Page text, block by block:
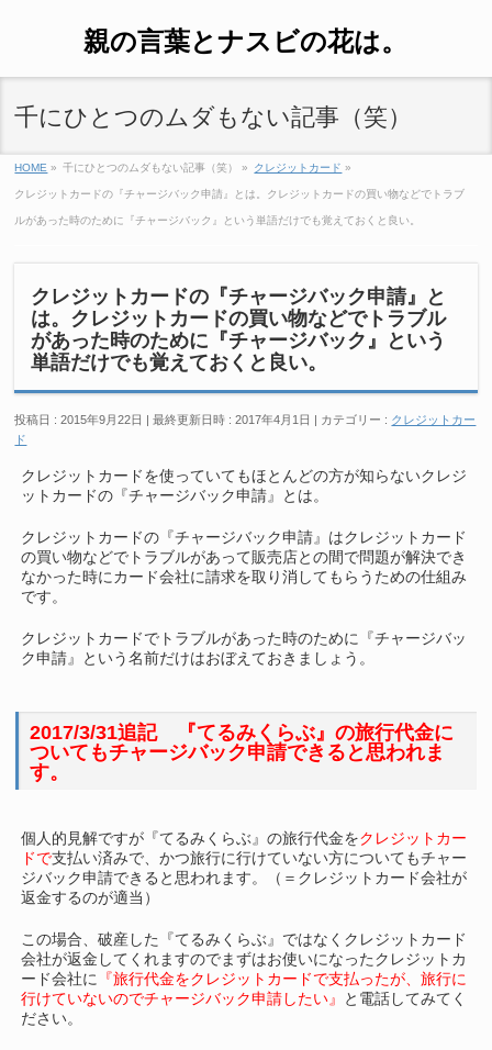
親の言葉とナスビの花は。
千にひとつのムダもない記事（笑）
HOME » 千にひとつのムダもない記事（笑） » クレジットカード »
クレジットカードの『チャージバック申請』とは。クレジットカードの買い物などでトラブ
ルがあった時のために『チャージバック』という単語だけでも覚えておくと良い。
クレジットカードの『チャージバック申請』と
は。クレジットカードの買い物などでトラブル
があった時のために『チャージバック』という
単語だけでも覚えておくと良い。
投稿日 : 2015年9月22日 最終更新日時 : 2017年4月1日 カテゴリー : クレジットカー
ド
クレジットカードを使っていてもほとんどの方が知らないクレジ
ットカードの『チャージバック申請』とは。
クレジットカードの『チャージバック申請』はクレジットカード
の買い物などでトラブルがあって販売店との間で問題が解決でき
なかった時にカード会社に請求を取り消してもらうための仕組み
です。
クレジットカードでトラブルがあった時のために『チャージバッ
ク申請』という名前だけはおぼえておきましょう。
2017/3/31追記 『てるみくらぶ』の旅行代金に
ついてもチャージバック申請できると思われま
す。
個人的見解ですが『てるみくらぶ』の旅行代金をクレジットカー
ドで支払い済みで、かつ旅行に行けていない方についてもチャー
ジバック申請できると思われます。（＝クレジットカード会社が
返金するのが適当）
この場合、破産した『てるみくらぶ』ではなくクレジットカード
会社が返金してくれますのでまずはお使いになったクレジットカ
ード会社に
『旅行代金をクレジットカードで支払ったが、旅行に
行けていないのでチャージバック申請したい』 と電話してみてく
ださい。